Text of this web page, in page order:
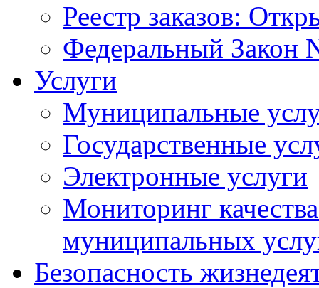
Реестр заказов:
Федеральный Закон
Услуги
Муниципальные
Государственные
Электронные услуги
Мониторинг
муниципальных
Безопасность